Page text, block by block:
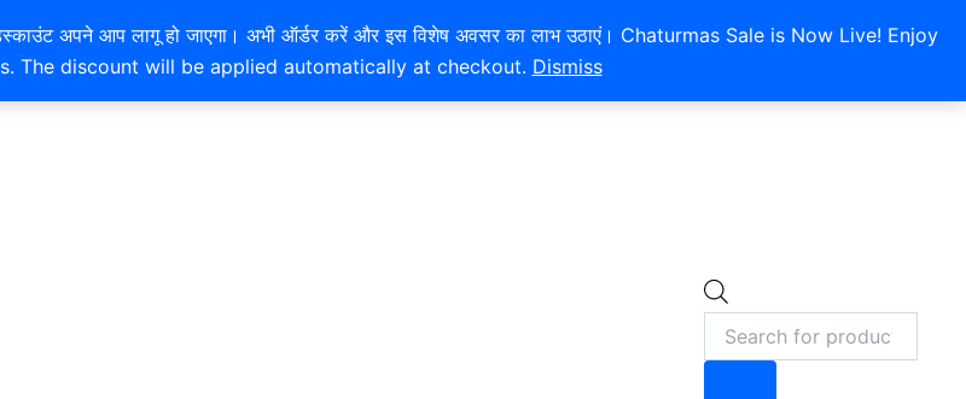
अपने आप लागू हो जाएगा। अभी ऑर्डर करें और इस विशेष अवसर का लाभ उठाएं। Chaturmas Sale is Now Live! Enjoy
The discount will be applied automatically at checkout. Dismiss
EXTRA 10% OFF ON ONLINE PAYMENT